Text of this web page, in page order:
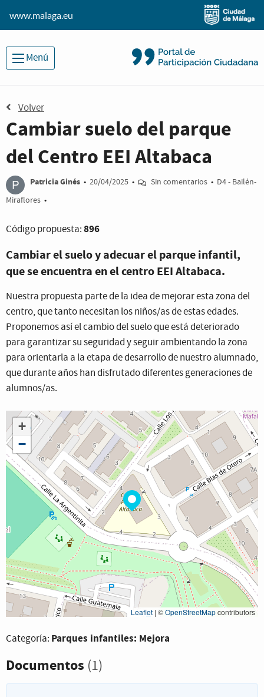
www.malaga.eu
Menú
Volver
Cambiar suelo del parque
del Centro EEI Altabaca
P Patricia Ginés • 20/04/2025 • Sin comentarios • D4 - Bailén-
Miraflores •
Código propuesta:896
Cambiar el suelo y adecuar el parque infantil,
que se encuentra en el centro EEI Altabaca.
Nuestra propuesta parte de la idea de mejorar esta zona del
centro, que tanto necesitan los niños/as de estas edades.
Proponemos así el cambio del suelo que está deteriorado
para garantizar su seguridad y seguir ambientando la zona
para orientarla a la etapa de desarrollo de nuestro alumnado,
que durante años han disfrutado diferentes generaciones de
alumnos/as.
+
−
Leaflet | ©OpenStreetMapcontributors
Categoría: Parques infantiles: Mejora
Documentos (1)